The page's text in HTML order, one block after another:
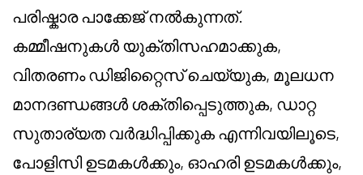
പരിഷ്കാര പാക്കേജ് നൽകുന്നത്.
കമ്മീഷനുകൾ യുക്തിസഹമാക്കുക,
വിതരണം ഡിജിറ്റൈസ് ചെയ്യുക, മൂലധന
മാനദണ്ഡങ്ങൾ ശക്തിപ്പെടുത്തുക, ഡാറ്റ
സുതാര്യത വർദ്ധിപ്പിക്കുക എന്നിവയിലൂടെ,
പോളിസി ഉടമകൾക്കും, ഓഹരി ഉടമകൾക്കും,